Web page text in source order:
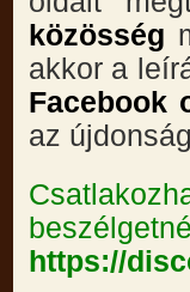
közösség
akkor a
Facebook
az
https://